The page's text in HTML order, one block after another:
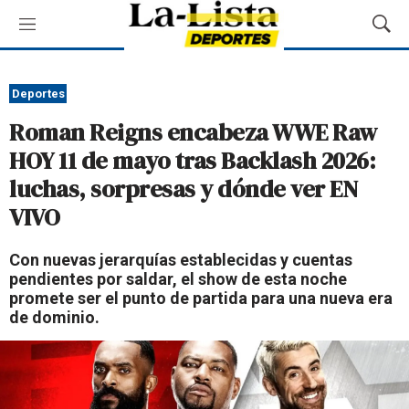
M
e
ú
M
o
a
Deportes
Roman Reigns encabeza WWE Raw
HOY 11 de mayo tras Backlash 2026:
luchas, sorpresas y dónde ver EN
VIVO
Con nuevas jerarquías establecidas y cuentas
pendientes por saldar, el show de esta noche
promete ser el punto de partida para una nueva era
de dominio.